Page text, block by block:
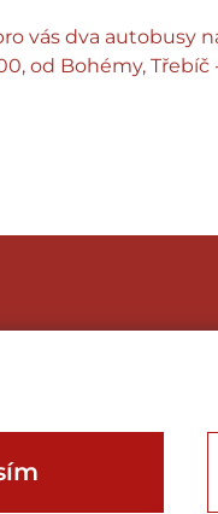
vás dva autobusy
od Bohémy, Třebíč